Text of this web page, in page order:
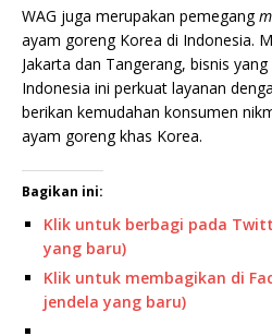
WAG juga merupakan pemegang
ayam goreng Korea di Indonesia.
Jakarta dan Tangerang, bisnis
Indonesia ini perkuat layanan
berikan kemudahan konsumen
ayam goreng khas Korea.
Bagikan ini:
Klik untuk berbagi pada
yang baru)
Klik untuk membagikan di
jendela yang baru)